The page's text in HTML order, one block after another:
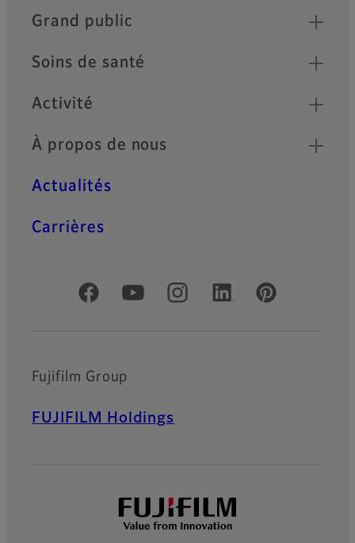
Quick Links
Grand public
Soins de santé
Activité
À propos de nous
Actualités
Carrières
Comptes officiels réseaux sociaux
Fujifilm Group
FUJIFILM Holdings